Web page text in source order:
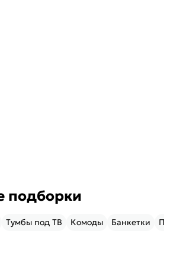
подборки
Тумбы под ТВ Комоды Банкетки